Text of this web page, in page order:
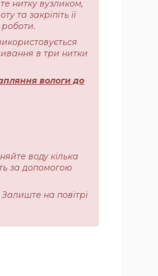
нитку вузликом,
та закріпіть її
в три нитки
вологи до
воду кілька
за допомогою
на повітрі